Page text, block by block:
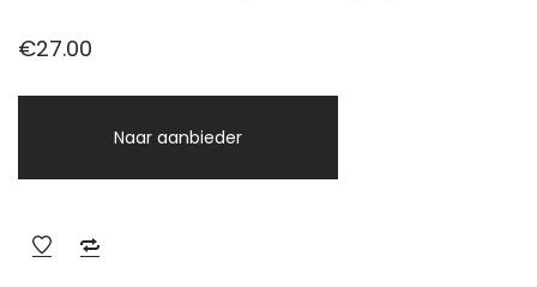
€27.00
Naar aanbieder